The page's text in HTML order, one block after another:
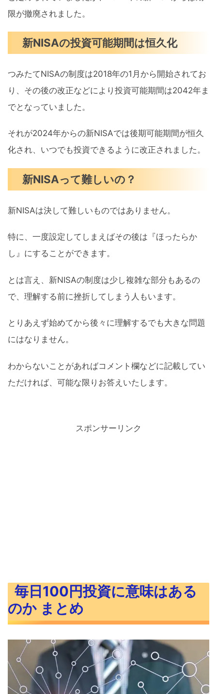
限が撤廃されました。
新NISAの投資可能期間は恒久化
つみたてNISAの制度は2018年の1月から開始されてお
り、その後の改正などにより投資可能期間は2042年ま
でとなっていました。
それが2024年からの新NISAでは後期可能期間が恒久
化され、いつでも投資できるように改正されました。
新NISAって難しいの？
新NISAは決して難しいものではありません。
特に、一度設定してしまえばその後は『ほったらか
し』にすることができます。
とは言え、新NISAの制度は少し複雑な部分もあるの
で、理解する前に挫折してしまう人もいます。
とりあえず始めてから後々に理解するでも大きな問題
にはなりません。
わからないことがあればコメント欄などに記載してい
ただければ、可能な限りお答えいたします。
スポンサーリンク
毎日100円投資に意味はある
のか まとめ